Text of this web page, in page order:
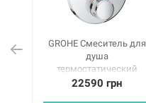
GROHE Смеситель для
душа
термостатический
скрытого монтажа
22590 грн